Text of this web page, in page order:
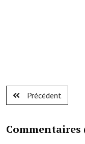
Les moyens financiers
Précédent
Commentaires